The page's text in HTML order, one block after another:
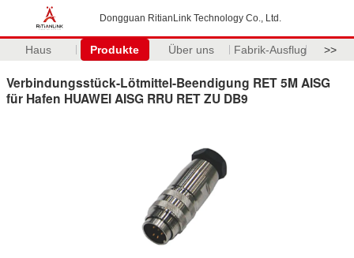
Dongguan RitianLink Technology Co., Ltd.
Haus Produkte Über uns Fabrik-Ausflug >>
Verbindungsstück-Lötmittel-Beendigung RET 5M AISG
für Hafen HUAWEI AISG RRU RET ZU DB9